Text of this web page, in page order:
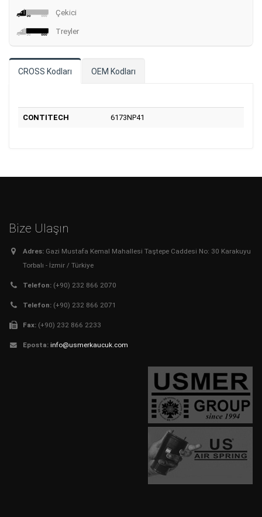
Çekici
Treyler
CROSS Kodları OEM Kodları
CONTITECH 6173NP41
Bize Ulaşın
Adres: Gazi Mustafa Kemal Mahallesi Taştepe Caddesi No: 30 Karakuyu
Torbalı - İzmir / Türkiye
Telefon: (+90) 232 866 2070
Telefon: (+90) 232 866 2071
Fax: (+90) 232 866 2233
Eposta: info@usmerkaucuk.com